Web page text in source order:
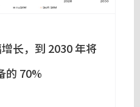
长，到 2030 年将
的 70%